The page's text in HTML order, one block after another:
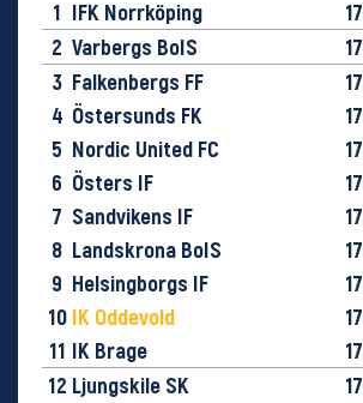
1 IFK Norrköping 17
2 Varbergs BoIS 17
3 Falkenbergs FF 17
4 Östersunds FK 17
5 Nordic United FC 17
6 Östers IF 17
7 Sandvikens IF 17
8 Landskrona BoIS 17
9 Helsingborgs IF 17
10 IK Oddevold 17
11 IK Brage 17
12 Ljungskile SK 17